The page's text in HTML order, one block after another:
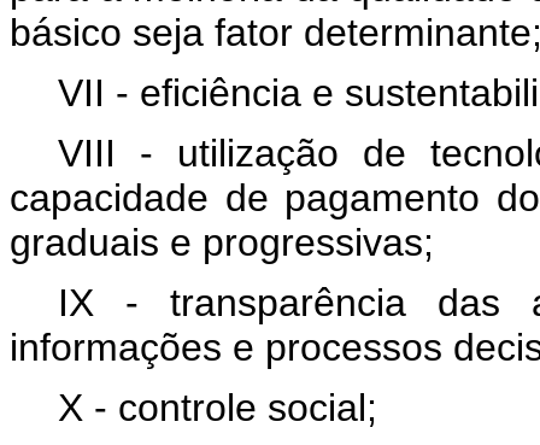
básico seja fator
VII - eficiência e
VIII - utilização de
capacidade de pagamento
graduais e progressivas;
IX - transparência das
informações e processos
X - controle social;